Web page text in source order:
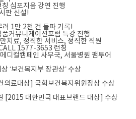
심포지움 강연 진행
판 신설!
1만 2천 건 돌파 기록!
커뮤니케이션포럼 특강 진행
치료, 정직한 서비스, 정직한 직원
1577-3653 런칭
디컬캠페인 사무국, 서울병원 팸투어
‘보건복지부 장관상’ 수상
료대상] 국회보건복지위원장상 수상
[2015 대한민국 대표브랜드 대상] 수상